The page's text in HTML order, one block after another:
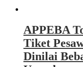
APPEBA
Tiket
Dinilai